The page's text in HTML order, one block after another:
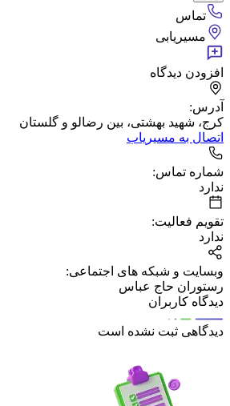
تماس
مسیریابی
افزودن دیدگاه
آدرس:
کرج، شهید بهشتی، بین رضالو و گلستان
اتصال به مسیریاب
شماره تماس:
ندارد
تقویم فعالیت:
ندارد
وبسایت و شبکه های اجتماعی:
رستوران حاج عباس
دیدگاه کاربران
دیدگاهی ثبت نشده است